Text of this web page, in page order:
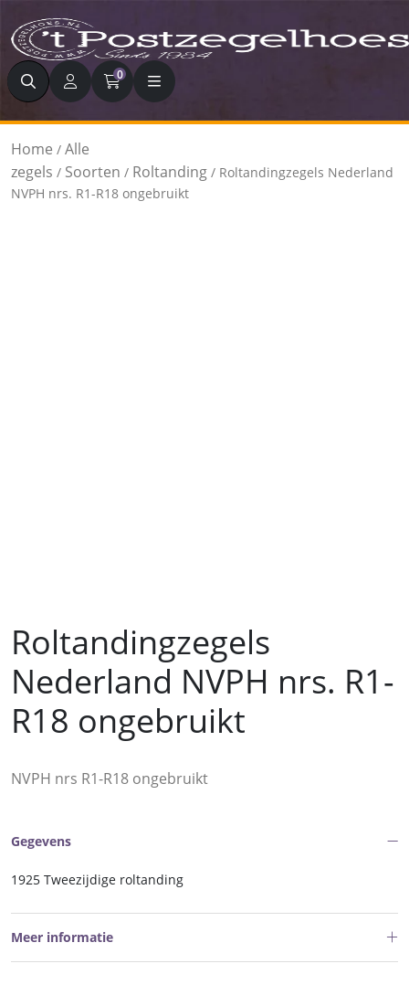
Zoeken 0
Home / Alle
zegels / Soorten / Roltanding / Roltandingzegels Nederland
NVPH nrs. R1-R18 ongebruikt
Roltandingzegels
Nederland NVPH nrs. R1-
R18 ongebruikt
NVPH nrs R1-R18 ongebruikt
Gegevens
1925 Tweezijdige roltanding
Meer informatie